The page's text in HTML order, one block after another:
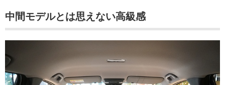
中間モデルとは思えない高級感